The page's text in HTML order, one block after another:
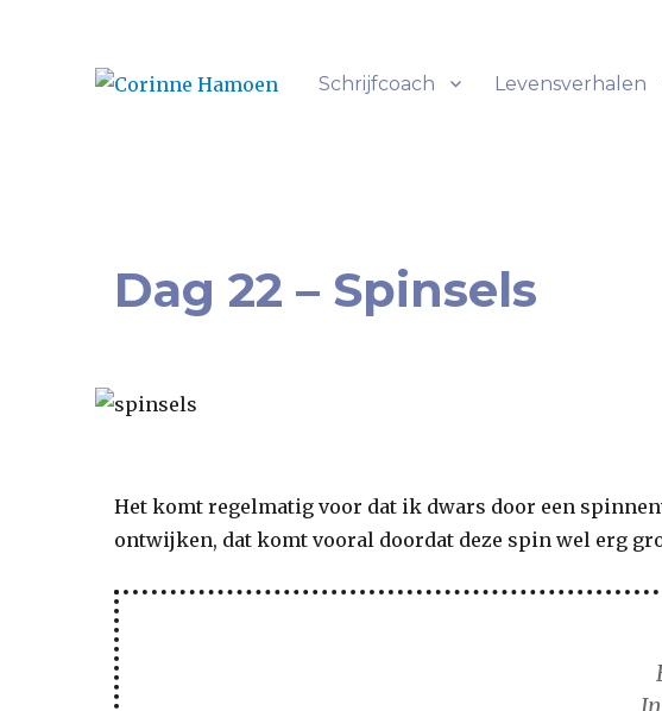
Schrijfcoach Levensverhalen
Dag 22 – Spinsels
Het komt regelmatig voor dat ik dwars door een
ontwijken, dat komt vooral doordat deze spin wel erg